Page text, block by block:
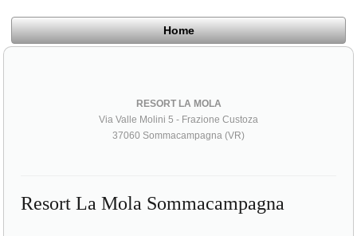
Home
RESORT LA MOLA
Via Valle Molini 5 - Frazione Custoza
37060 Sommacampagna (VR)
Resort La Mola Sommacampagna